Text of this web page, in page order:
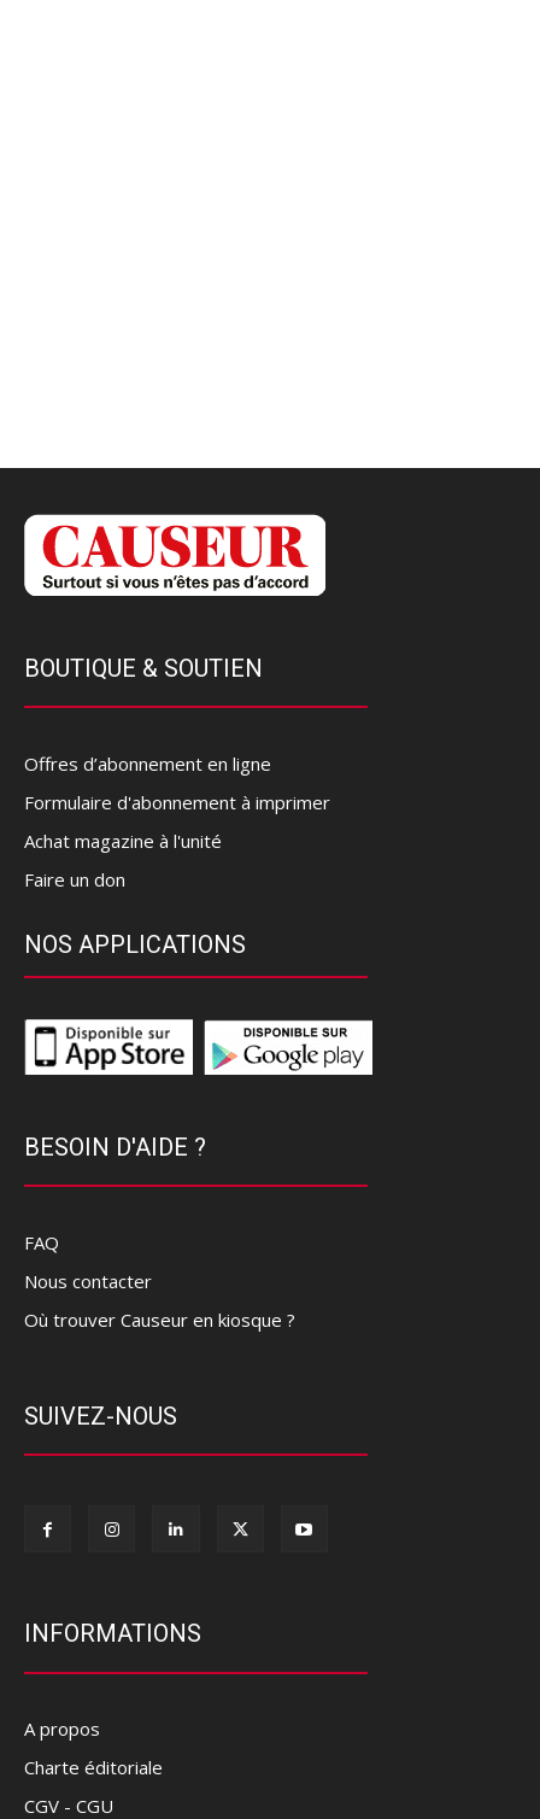
BOUTIQUE & SOUTIEN
Offres d’abonnement en ligne
Formulaire d'abonnement à imprimer
Achat magazine à l'unité
Faire un don
NOS APPLICATIONS
BESOIN D'AIDE ?
FAQ
Nous contacter
Où trouver Causeur en kiosque ?
SUIVEZ-NOUS
INFORMATIONS
A propos
Charte éditoriale
CGV - CGU